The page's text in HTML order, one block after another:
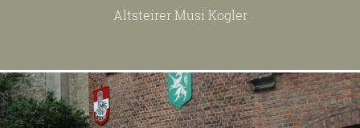
Altsteirer Musi Kogler